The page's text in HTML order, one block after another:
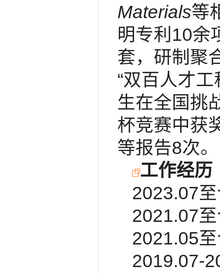
Materials等
明专利10余
套，研制聚
“双百人才
生在全国挑
杯竞赛中获
等报告8次。
工作经历
2023.07
2021.07
2021.05
2019.07-